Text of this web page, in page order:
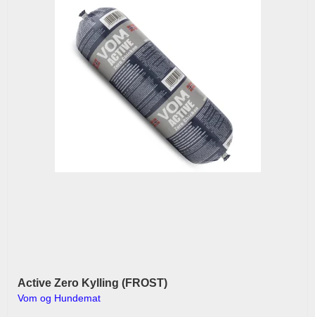
Active Zero Kylling (FROST)
Vom og Hundemat